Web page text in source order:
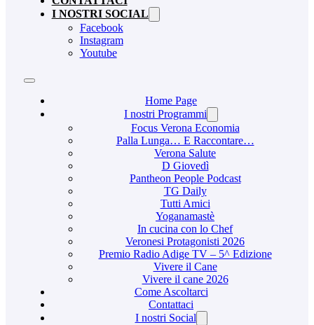
I NOSTRI SOCIAL
Facebook
Instagram
Youtube
Home Page
I nostri Programmi
Focus Verona Economia
Palla Lunga… E Raccontare…
Verona Salute
D Giovedì
Pantheon People Podcast
TG Daily
Tutti Amici
Yoganamastè
In cucina con lo Chef
Veronesi Protagonisti 2026
Premio Radio Adige TV – 5^ Edizione
Vivere il Cane
Vivere il cane 2026
Come Ascoltarci
Contattaci
I nostri Social